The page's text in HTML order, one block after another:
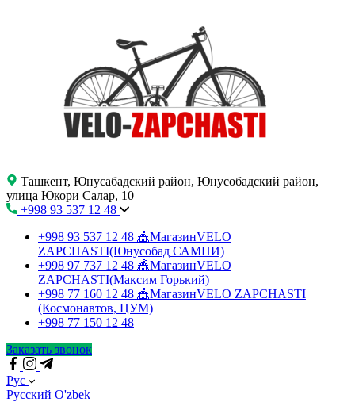
Ташкент, Юнусабадский район, Юнусобадский район,
улица Юкори Салар, 10
+998 93 537 12 48
+998 93 537 12 48 🎪МагазинVELO
ZAPCHASTI(Юнусобад САМПИ)
+998 97 737 12 48 🎪МагазинVELO
ZAPCHASTI(Максим Горький)
+998 77 160 12 48 🎪МагазинVELO ZAPCHASTI
(Космонавтов, ЦУМ)
+998 77 150 12 48
Заказать звонок
Рус
Русский O'zbek